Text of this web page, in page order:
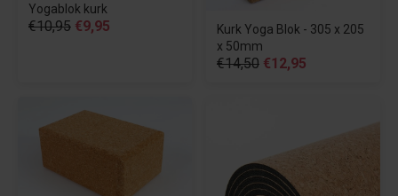
Yogablok kurk
€10,95 €9,95
Kurk Yoga Blok - 305 x 205
x 50mm
€14,50 €12,95